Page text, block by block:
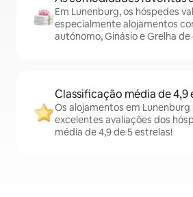
Em Lunenburg, os hóspedes
especialmente alojamentos
autónomo, Ginásio e Grelha
Classificação média de 4,9
Os alojamentos em
excelentes avaliações dos
média de 4,9 de 5 estrelas!